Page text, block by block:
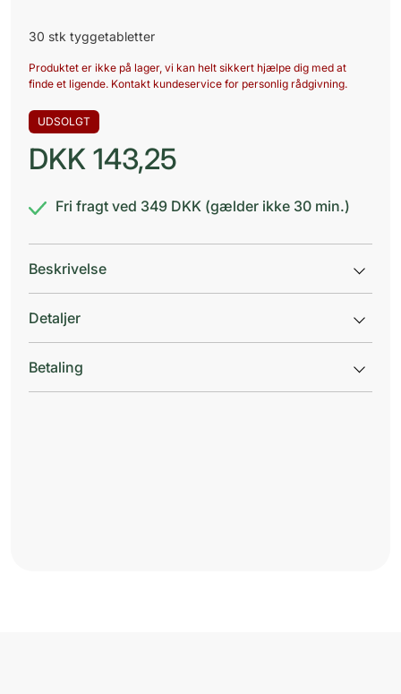
30 stk tyggetabletter
Produktet er ikke på lager, vi kan helt sikkert hjælpe dig med at
finde et ligende. Kontakt kundeservice for personlig rådgivning.
UDSOLGT
DKK 143,25
Fri fragt ved 349 DKK (gælder ikke 30 min.)
Beskrivelse
Detaljer
Betaling